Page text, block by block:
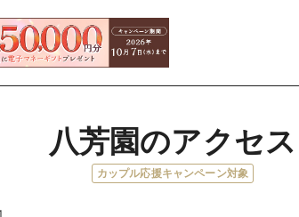
八芳園のアクセス
カップル応援キャンペーン対象